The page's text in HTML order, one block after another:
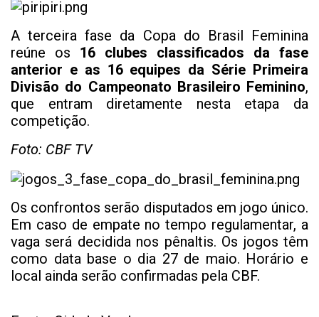
A terceira fase da Copa do Brasil Feminina
reúne os 16 clubes classificados da fase
anterior e as 16 equipes da Série Primeira
Divisão do Campeonato Brasileiro Feminino,
que entram diretamente nesta etapa da
competição.
Foto: CBF TV
Os confrontos serão disputados em jogo único.
Em caso de empate no tempo regulamentar, a
vaga será decidida nos pênaltis. Os jogos têm
como data base o dia 27 de maio. Horário e
local ainda serão confirmadas pela CBF.